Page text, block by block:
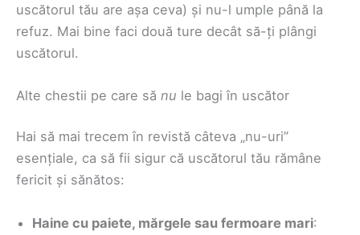
uscătorul tău are așa ceva) și nu-l umple până la
refuz. Mai bine faci două ture decât să-ți plângi
uscătorul.
Alte chestii pe care să nu le bagi în uscător
Hai să mai trecem în revistă câteva „nu-uri”
esențiale, ca să fii sigur că uscătorul tău rămâne
fericit și sănătos:
Haine cu paiete, mărgele sau fermoare mari: